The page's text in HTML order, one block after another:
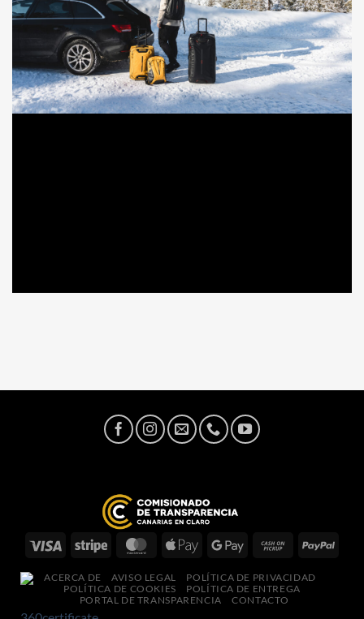
ACERCA DE AVISO LEGAL
POLÍTICA DE PRIVACIDAD
POLÍTICA DE COOKIES
POLÍTICA DE ENTREGA
PORTAL DE TRANSPARENCIA
CONTACTO